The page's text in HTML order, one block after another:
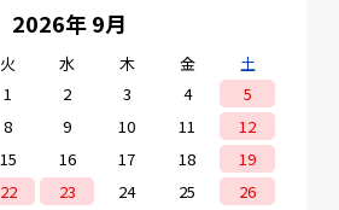
2026年 9月
火 水 木 金
土
1
2 3 4
5
8 9 10 11
12
15 16 17 18
19
22 23 24 25
26